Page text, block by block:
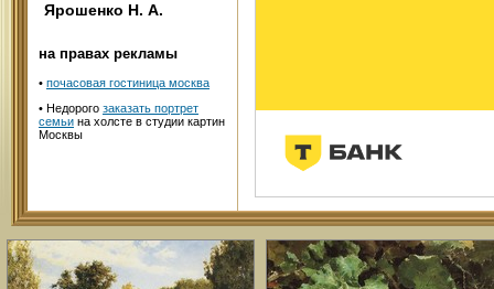
Ярошенко Н. А.
на правах рекламы
• почасовая гостиница москва
• Недорого заказать портрет
семьи на холсте в студии картин
Москвы